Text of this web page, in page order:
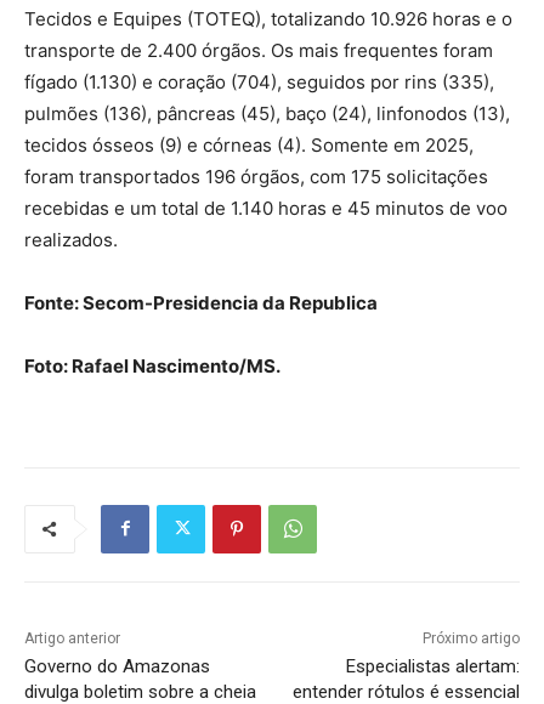
Tecidos e Equipes (TOTEQ), totalizando 10.926 horas e o
transporte de 2.400 órgãos. Os mais frequentes foram
fígado (1.130) e coração (704), seguidos por rins (335),
pulmões (136), pâncreas (45), baço (24), linfonodos (13),
tecidos ósseos (9) e córneas (4). Somente em 2025,
foram transportados 196 órgãos, com 175 solicitações
recebidas e um total de 1.140 horas e 45 minutos de voo
realizados.
Fonte: Secom-Presidencia da Republica
Foto: Rafael Nascimento/MS.
Artigo anterior
Governo do Amazonas
divulga boletim sobre a cheia
Próximo artigo
Especialistas alertam:
entender rótulos é essencial